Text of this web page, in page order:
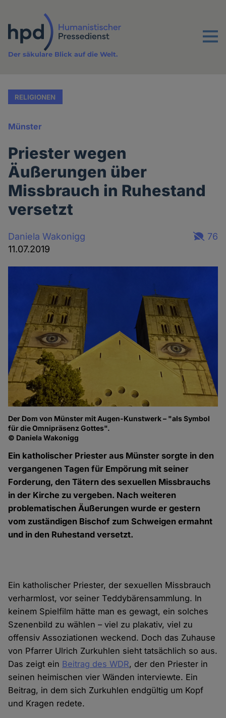
Inhalt
Menu
Der säkulare Blick auf die Welt.
RELIGIONEN
Münster
Priester wegen
Äußerungen über
Missbrauch in Ruhestand
versetzt
Daniela Wakonigg
11.07.2019
76
Der Dom von Münster mit Augen-Kunstwerk – "als Symbol
für die Omnipräsenz Gottes".
© Daniela Wakonigg
Ein katholischer Priester aus Münster sorgte in den
vergangenen Tagen für Empörung mit seiner
Forderung, den Tätern des sexuellen Missbrauchs
in der Kirche zu vergeben. Nach weiteren
problematischen Äußerungen wurde er gestern
vom zuständigen Bischof zum Schweigen ermahnt
und in den Ruhestand versetzt.
Ein katholischer Priester, der sexuellen Missbrauch
verharmlost, vor seiner Teddybärensammlung. In
keinem Spielfilm hätte man es gewagt, ein solches
Szenenbild zu wählen – viel zu plakativ, viel zu
offensiv Assoziationen weckend. Doch das Zuhause
von Pfarrer Ulrich Zurkuhlen sieht tatsächlich so aus.
Das zeigt ein Beitrag des WDR, der den Priester in
seinen heimischen vier Wänden interviewte. Ein
Beitrag, in dem sich Zurkuhlen endgültig um Kopf
und Kragen redete.